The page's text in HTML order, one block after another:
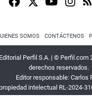
SOMOS CONTÁCTENOS
Perfil S.A. | © Perfil.com
derechos reservados.
Editor responsable: Carlos
intelectual RL-2024-
2715,C1289ABI,CABA,